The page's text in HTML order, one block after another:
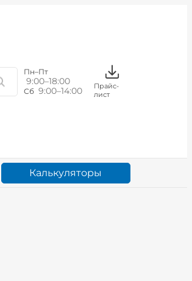
Пн–Пт
9:00–18:00
Сб 9:00–14:00
Прайс-
лист
Калькуляторы